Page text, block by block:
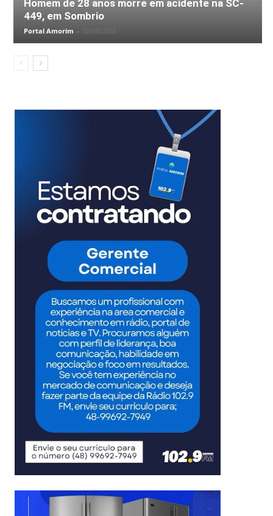
Homem de 28 anos morre em acidente na SC-
449, em Sombrio
Portal Amorim - 06/08/2026